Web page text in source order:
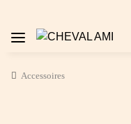
Accessoires